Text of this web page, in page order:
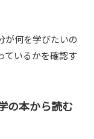
が何を学びたいの
ているかを確認す
の本から読む